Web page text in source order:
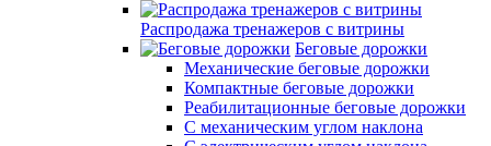
Распродажа тренажеров с витрины
Беговые дорожки
Механические беговые дорожки
Компактные беговые дорожки
Реабилитационные беговые дорожки
С механическим углом наклона